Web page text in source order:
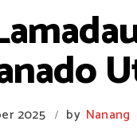
2025 / by Nanang